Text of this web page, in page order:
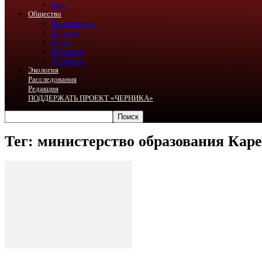
Мир
Общество
Комментарии
Мнения
Блоги
Перепост
Эксперты
Экология
Расследования
Редакция
ПОДДЕРЖАТЬ ПРОЕКТ «ЧЕРНИКА»
Тег: министерство образования